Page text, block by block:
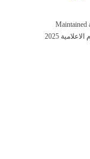
Maintained